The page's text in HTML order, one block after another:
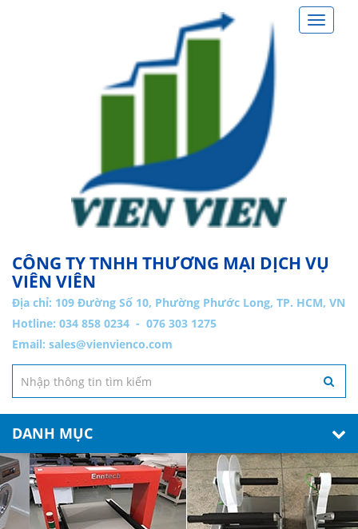
Toggle
CÔNG TY TNHH THƯƠNG MẠI DỊCH VỤ
VIÊN VIÊN
Địa chỉ: 109 Đường Số 10, Phường Phước Long, TP. HCM, VN
Hotline: 034 858 0234 - 076 303 1275
Email: sales@vienvienco.com
DANH MỤC